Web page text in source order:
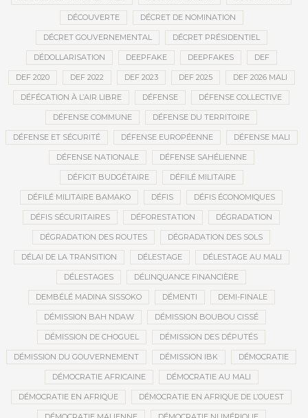
DÉCOUVERTE DÉCRET DE NOMINATION
DÉCRET GOUVERNEMENTAL DÉCRET PRÉSIDENTIEL
DÉDOLLARISATION DEEPFAKE DEEPFAKES DEF
DEF 2020 DEF 2022 DEF 2023 DEF 2025 DEF 2026 MALI
DÉFÉCATION À L’AIR LIBRE DÉFENSE DÉFENSE COLLECTIVE
DÉFENSE COMMUNE DÉFENSE DU TERRITOIRE
DÉFENSE ET SÉCURITÉ DÉFENSE EUROPÉENNE DÉFENSE MALI
DÉFENSE NATIONALE DÉFENSE SAHÉLIENNE
DÉFICIT BUDGÉTAIRE DÉFILÉ MILITAIRE
DÉFILÉ MILITAIRE BAMAKO DÉFIS DÉFIS ÉCONOMIQUES
DÉFIS SÉCURITAIRES DÉFORESTATION DÉGRADATION
DÉGRADATION DES ROUTES DÉGRADATION DES SOLS
DÉLAI DE LA TRANSITION DÉLESTAGE DÉLESTAGE AU MALI
DÉLESTAGES DÉLINQUANCE FINANCIÈRE
DEMBÉLÉ MADINA SISSOKO DÉMENTI DEMI-FINALE
DÉMISSION BAH NDAW DÉMISSION BOUBOU CISSÉ
DÉMISSION DE CHOGUEL DÉMISSION DES DÉPUTÉS
DÉMISSION DU GOUVERNEMENT DÉMISSION IBK DÉMOCRATIE
DÉMOCRATIE AFRICAINE DÉMOCRATIE AU MALI
DÉMOCRATIE EN AFRIQUE DÉMOCRATIE EN AFRIQUE DE L’OUEST